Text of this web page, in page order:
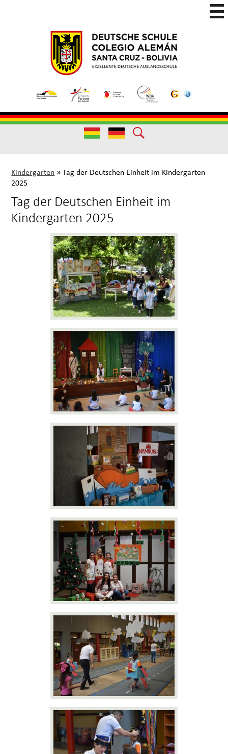
to
main
content
Colegio
Santa
Cruz
(German)
Colegio
de
Excelencia
Useful
Links
Useful
Kindergarten » Tag der Deutschen Einheit im Kindergarten
2025
Tag der Deutschen Einheit im
Kindergarten 2025